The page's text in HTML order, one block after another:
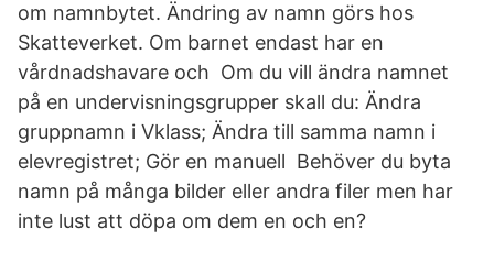
om namnbytet. Ändring av namn görs hos
Skatteverket. Om barnet endast har en
vårdnadshavare och Om du vill ändra namnet
på en undervisningsgrupper skall du: Ändra
gruppnamn i Vklass; Ändra till samma namn i
elevregistret; Gör en manuell Behöver du byta
namn på många bilder eller andra filer men har
inte lust att döpa om dem en och en?